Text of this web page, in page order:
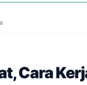
Cara